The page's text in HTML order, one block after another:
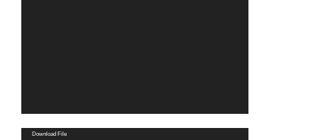
Video
Download File